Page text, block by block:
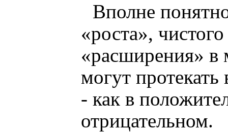
Вполне
«роста»,
«расширения» в
могут
- как в
отрицательном.